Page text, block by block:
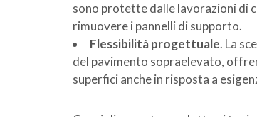
sono protette dalle lavorazioni di
rimuovere i pannelli di supporto.
Flessibilità progettuale. La
del pavimento sopraelevato,
superfici anche in risposta a